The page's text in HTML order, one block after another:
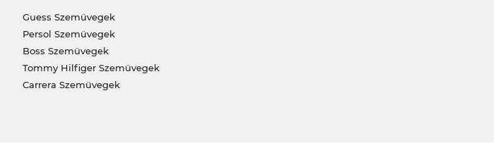
Guess Szemüvegek
Persol Szemüvegek
Boss Szemüvegek
Tommy Hilfiger Szemüvegek
Carrera Szemüvegek